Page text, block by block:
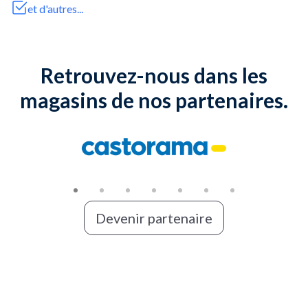
et d'autres...
Retrouvez-nous dans les
magasins de nos partenaires.
Slide 1 of 7
Devenir partenaire